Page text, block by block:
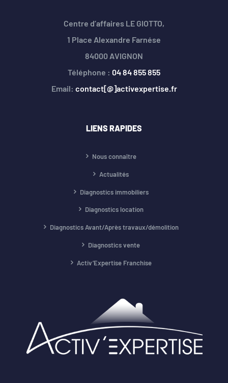
Centre d’affaires LE GIOTTO,
1 Place Alexandre Farnése
84000 AVIGNON
Téléphone : 04 84 855 855
Email: contact[@]activexpertise.fr
LIENS RAPIDES
Nous connaître
Actualités
Diagnostics immobiliers
Diagnostics location
Diagnostics Avant/Après travaux/démolition
Diagnostics vente
Activ’Expertise Franchise